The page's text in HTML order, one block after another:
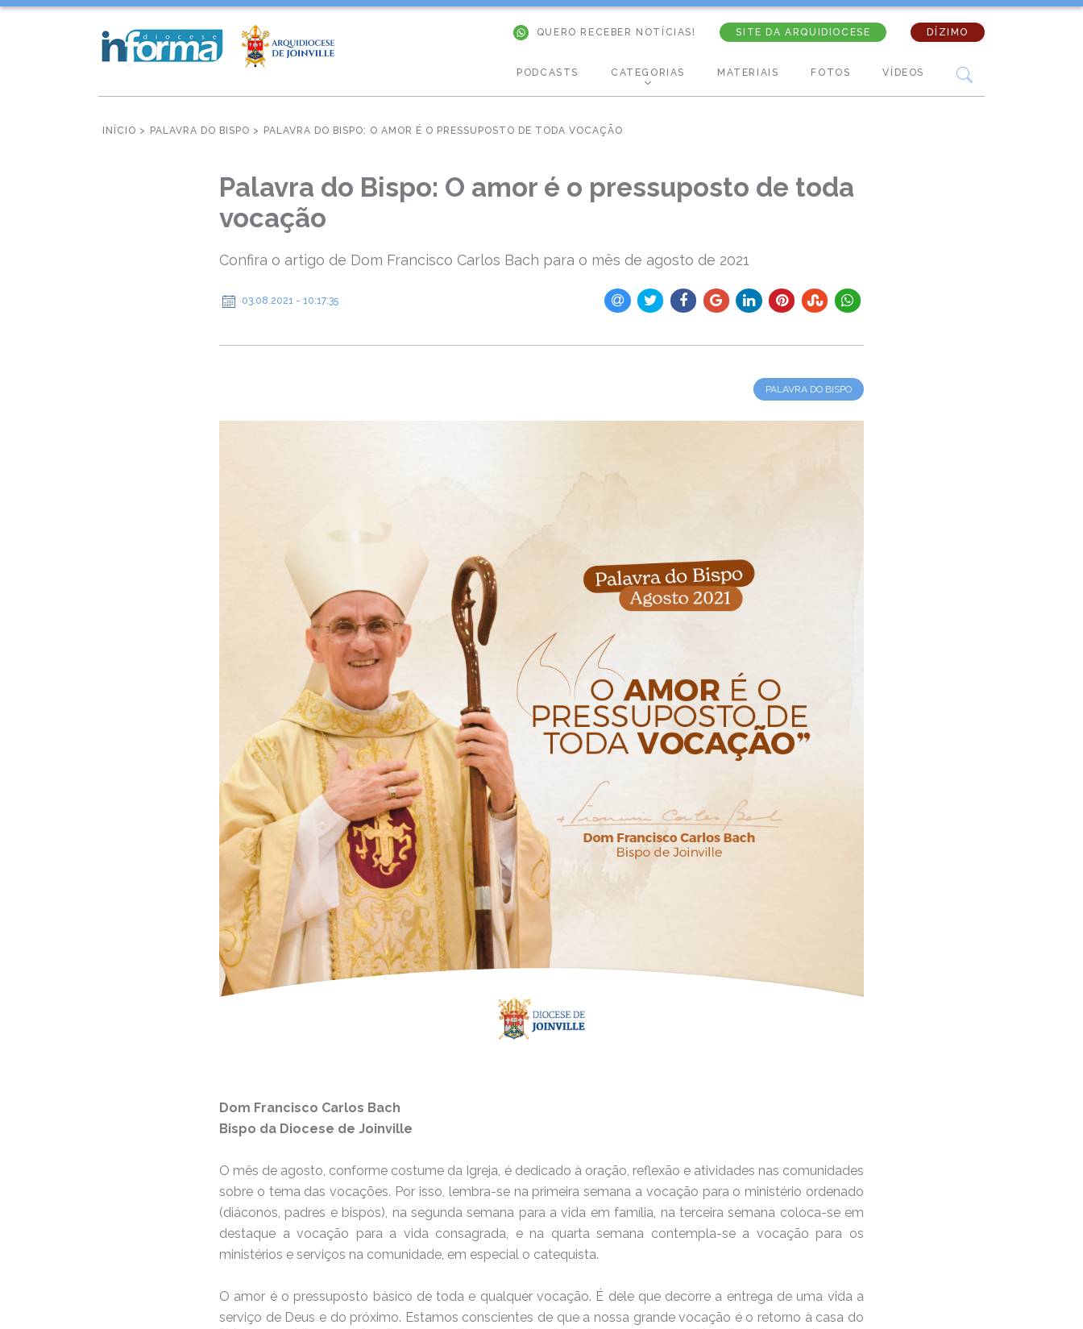
DÍZIMO
SITE DA ARQUIDIOCESE
QUERO RECEBER NOTÍCIAS!
VÍDEOS
FOTOS
MATERIAIS
CATEGORIAS
PODCASTS
INÍCIO > PALAVRA DO BISPO > PALAVRA DO BISPO: O AMOR É O PRESSUPOSTO DE TODA VOCAÇÃO
Palavra do Bispo: O amor é o pressuposto de toda
vocação
Confira o artigo de Dom Francisco Carlos Bach para o mês de agosto de 2021
03.08.2021 - 10:17:35
PALAVRA DO BISPO
Dom Francisco Carlos Bach
Bispo da Diocese de Joinville
O mês de agosto, conforme costume da Igreja, é dedicado à oração, reflexão e atividades nas comunidades
sobre o tema das vocações. Por isso, lembra-se na primeira semana a vocação para o ministério ordenado
(diáconos, padres e bispos), na segunda semana para a vida em família, na terceira semana coloca-se em
destaque a vocação para a vida consagrada, e na quarta semana contempla-se a vocação para os
ministérios e serviços na comunidade, em especial o catequista.
O amor é o pressuposto básico de toda e qualquer vocação. É dele que decorre a entrega de uma vida a
serviço de Deus e do próximo. Estamos conscientes de que a nossa grande vocação é o retorno à casa do